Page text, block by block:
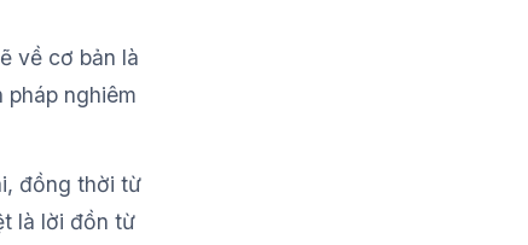
về cơ bản là
nghiêm
đồng thời từ
là lời đồn từ